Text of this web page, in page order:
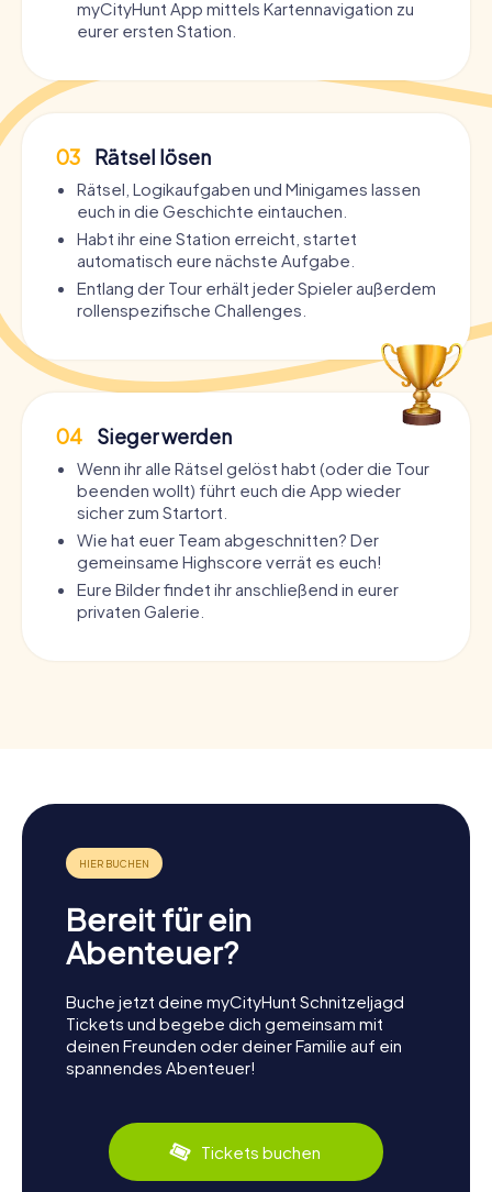
myCityHunt App mittels Kartennavigation zu
eurer ersten Station.
03 Rätsel lösen
Rätsel, Logikaufgaben und Minigames lassen
euch in die Geschichte eintauchen.
Habt ihr eine Station erreicht, startet
automatisch eure nächste Aufgabe.
Entlang der Tour erhält jeder Spieler außerdem
rollenspezifische Challenges.
04 Sieger werden
Wenn ihr alle Rätsel gelöst habt (oder die Tour
beenden wollt) führt euch die App wieder
sicher zum Startort.
Wie hat euer Team abgeschnitten? Der
gemeinsame Highscore verrät es euch!
Eure Bilder findet ihr anschließend in eurer
privaten Galerie.
Bereit für ein
Abenteuer?
Buche jetzt deine myCityHunt Schnitzeljagd
Tickets und begebe dich gemeinsam mit
deinen Freunden oder deiner Familie auf ein
spannendes Abenteuer!
Tickets buchen